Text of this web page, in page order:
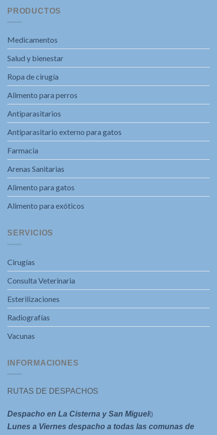
PRODUCTOS
Medicamentos
Salud y bienestar
Ropa de cirugía
Alimento para perros
Antiparasitarios
Antiparasitario externo para gatos
Farmacia
Arenas Sanitarias
Alimento para gatos
Alimento para exóticos
SERVICIOS
Cirugías
Consulta Veterinaria
Esterilizaciones
Radiografías
Vacunas
INFORMACIONES
RUTAS DE DESPACHOS
Despacho en La Cisterna y San Miguel()
Lunes a Viernes despacho a todas las comunas de